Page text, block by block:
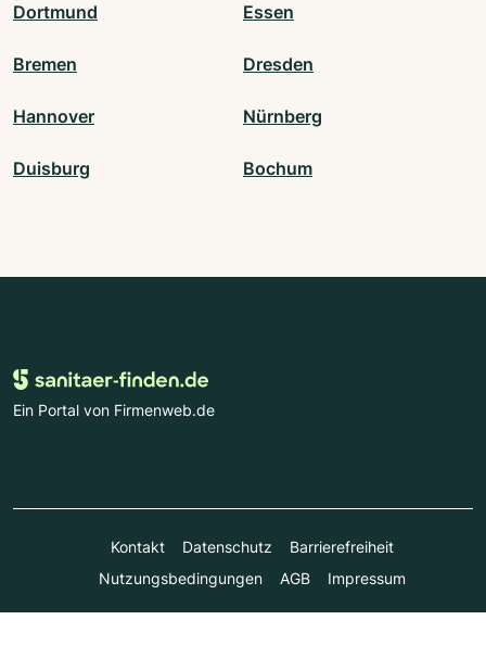
Dortmund Essen
Bremen Dresden
Hannover Nürnberg
Duisburg Bochum
Ein Portal von Firmenweb.de
Kontakt Datenschutz
Barrierefreiheit
Nutzungsbedingungen
AGB Impressum